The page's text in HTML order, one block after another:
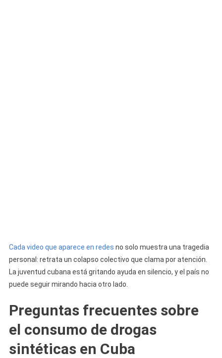
Cada video que aparece en redes no solo muestra una tragedia
personal: retrata un colapso colectivo que clama por atención.
La juventud cubana está gritando ayuda en silencio, y el país no
puede seguir mirando hacia otro lado.
Preguntas frecuentes sobre
el consumo de drogas
sintéticas en Cuba